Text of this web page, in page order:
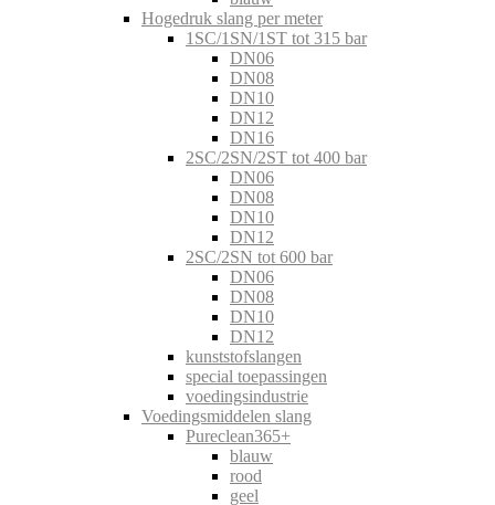
Hogedruk slang per meter
1SC/1SN/1ST tot 315 bar
DN06
DN08
DN10
DN12
DN16
2SC/2SN/2ST tot 400 bar
DN06
DN08
DN10
DN12
2SC/2SN tot 600 bar
DN06
DN08
DN10
DN12
kunststofslangen
special toepassingen
voedingsindustrie
Voedingsmiddelen slang
Pureclean365+
blauw
rood
geel